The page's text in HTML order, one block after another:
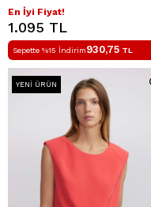
En İyi Fiyat!
1.095 TL
Sepette %15 İndirim930,75 TL
YENI ÜRÜN